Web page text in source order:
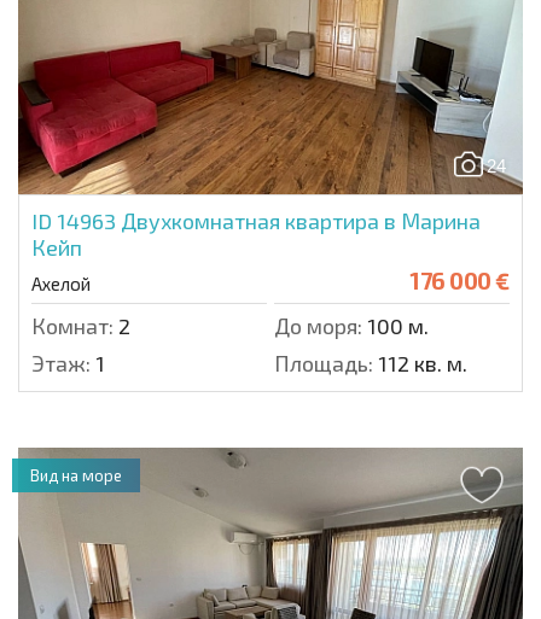
24
ID 14963 Двухкомнатная квартира в Марина
Кейп
Ахелой 176 000 €
Комнат: 2 До моря: 100 м.
Этаж: 1 Площадь: 112 кв. м.
Вид на море